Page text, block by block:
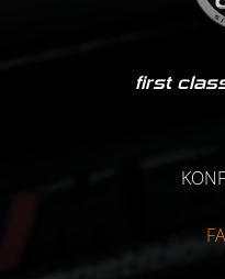
first